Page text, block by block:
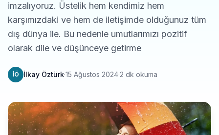
imzalıyoruz. Üstelik hem kendimiz hem
karşımızdaki ve hem de iletişimde olduğunuz tüm
dış dünya ile. Bu nedenle umutlarımızı pozitif
olarak dile ve düşünceye getirme
İÖ İlkay Öztürk·15 Ağustos 2024·2 dk okuma